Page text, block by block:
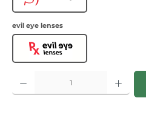
Evil Eye
evil eye lensesauswählen
Evil Eye lenses
Produkt Anzahl: Gib den gewünschten